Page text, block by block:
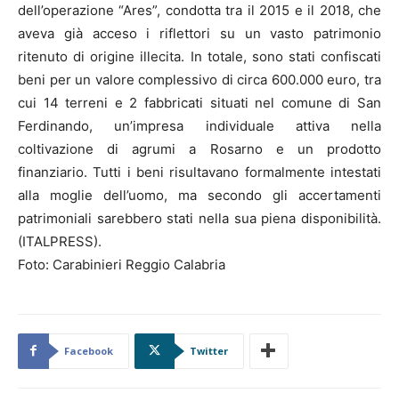
dell’operazione “Ares”, condotta tra il 2015 e il 2018, che
aveva già acceso i riflettori su un vasto patrimonio
ritenuto di origine illecita. In totale, sono stati confiscati
beni per un valore complessivo di circa 600.000 euro, tra
cui 14 terreni e 2 fabbricati situati nel comune di San
Ferdinando, un’impresa individuale attiva nella
coltivazione di agrumi a Rosarno e un prodotto
finanziario. Tutti i beni risultavano formalmente intestati
alla moglie dell’uomo, ma secondo gli accertamenti
patrimoniali sarebbero stati nella sua piena disponibilità.
(ITALPRESS).
Foto: Carabinieri Reggio Calabria
Facebook Twitter